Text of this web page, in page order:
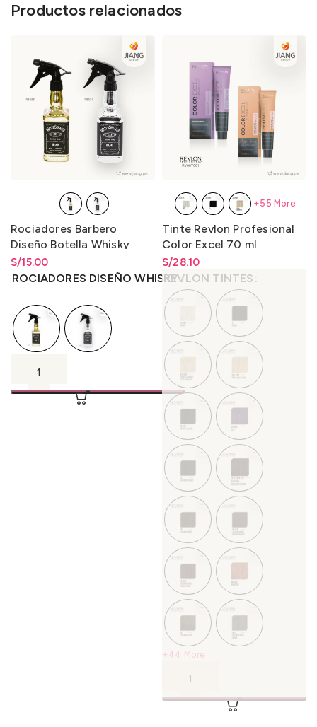
Productos relacionados
Rociadores Barbero
Diseño Botella Whisky
500ml.
S/15.00
Rango de precios: desde
S/15.00hastaS/15.00
ROCIADORES DISEÑO WHISKY
Tinte Revlon Profesional
Color Excel 70 ml.
S/28.10
Rango de precios: desde
S/28.10hastaS/28.10
REVLON TINTES
+44 More
+55 More